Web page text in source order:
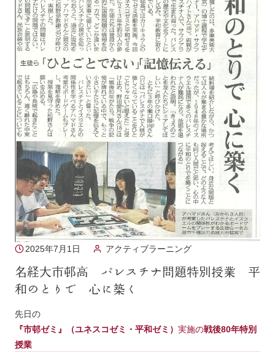
2025年7月1日 アクティブラーニング
名経大市邨高 パレスチナ問題特別授業 平
和のとりで 心に築く
先日の
『市邨ゼミ』（ユネスコゼミ・平和ゼミ） 実施の戦後80年特別
授業